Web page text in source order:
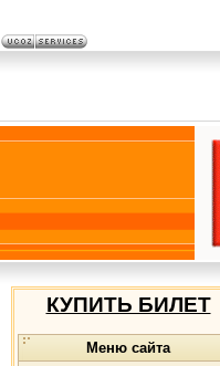
КУПИТЬ БИЛЕТ
Меню сайта